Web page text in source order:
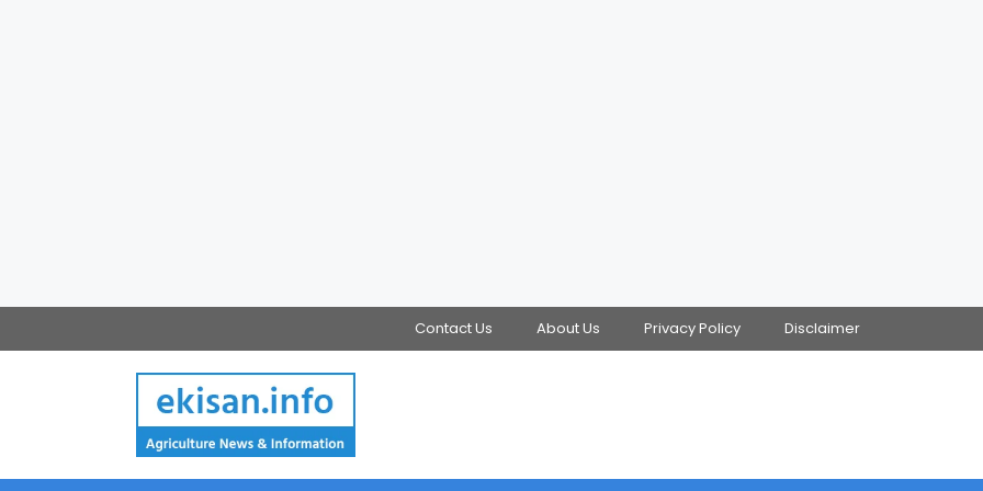
Contact Us About Us Privacy Policy Disclaimer